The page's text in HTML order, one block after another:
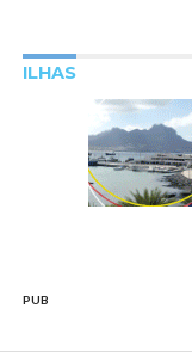
ILHAS
PUB